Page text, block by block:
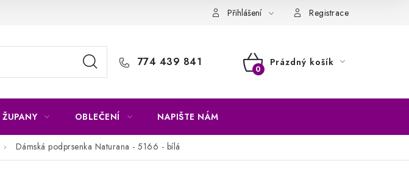
Přihlášení Registrace
774 439 841
NÁKUPNÍ
Prázdný košík
ŽUPANY OBLEČENÍ NAPIŠTE NÁM
Dámská podprsenka Naturana - 5166 - bílá